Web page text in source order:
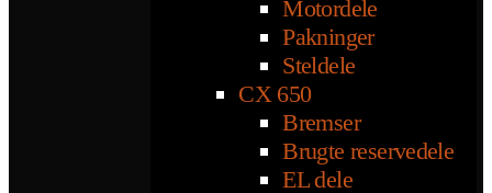
Motordele
Pakninger
Steldele
CX 650
Bremser
Brugte reservedele
EL dele